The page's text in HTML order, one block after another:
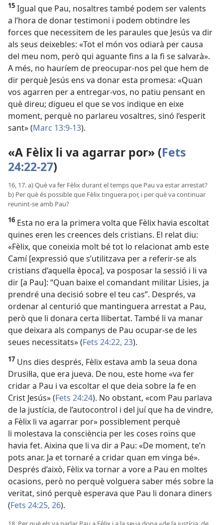
15 Igual que Pau, nosaltres també podem ser valents
a l’hora de donar testimoni i podem obtindre les
forces que necessitem de les paraules que Jesús va dir
als seus deixebles: «Tot el món vos odiarà per causa
del meu nom, però qui aguante fins a la fi se salvarà».
A més, no hauríem de preocupar-nos pel que hem de
dir perquè Jesús ens va donar esta promesa: «Quan
vos agarren per a entregar-vos, no patiu pensant en
què direu; digueu el que se vos indique en eixe
moment, perquè no parlareu vosaltres, sinó l’esperit
sant» (Marc 13:9-13).
«A Fèlix li va agarrar por» (Fets
24:22-27)
16, 17. a) Què va fer Fèlix durant el temps que Pau va estar arrestat?
b) Per què és possible que Fèlix tinguera por, i per què va continuar
reunint-se amb Pau?
16 Esta no era la primera volta que Fèlix havia escoltat
quines eren les creences dels cristians. El relat diu:
«Fèlix, que coneixia molt bé tot lo relacionat amb este
Camí [expressió que s’utilitzava per a referir-se als
cristians d’aquella època], va posposar la sessió i li va
dir [a Pau]: “Quan baixe el comandant militar Lísies, ja
prendré una decisió sobre el teu cas”. Després, va
ordenar al centurió que mantinguera arrestat a Pau,
però que li donara certa llibertat. També li va manar
que deixara als companys de Pau ocupar-se de les
seues necessitats» (Fets 24:22, 23).
17 Uns dies després, Fèlix estava amb la seua dona
Drusil·la, que era jueva. De nou, este home «va fer
cridar a Pau i va escoltar el que deia sobre la fe en
Crist Jesús» (Fets 24:24). No obstant, «com Pau parlava
de la justícia, de l’autocontrol i del juí que ha de vindre,
a Fèlix li va agarrar por» possiblement perquè
li molestava la consciència per les coses roïns que
havia fet. Aixina que li va dir a Pau: «De moment, te’n
pots anar. Ja et tornaré a cridar quan em vinga bé».
Després d’això, Fèlix va tornar a vore a Pau en moltes
ocasions, però no perquè volguera saber més sobre la
veritat, sinó perquè esperava que Pau li donara diners
(Fets 24:25, 26).